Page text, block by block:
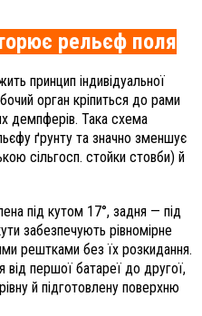
рельєф поля
принцип індивідуальної
орган кріпиться до рами
демпферів. Така схема
ґрунту та значно зменшує
сільгосп. стойки стовби) й
під кутом 17°, задня — під
забезпечують рівномірне
рештками без їх розкидання.
від першої батареї до другої,
й підготовлену поверхню